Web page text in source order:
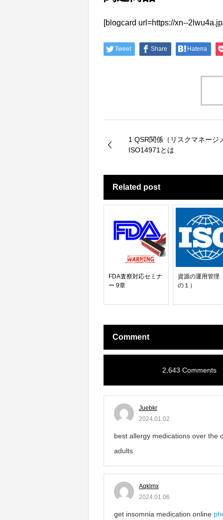
[blogcard url=https://xn--
Tweet Share Hatena
1 QSR関係（リスクマネージ
ISO14971とは
Related post
FDA査察対応セミナ
ー 9章
資源の運用管理
の１）
Comment
2,643 Comments
Juebkr
2024.01.02
best allergy medications over the
adults
Aqklmx
2024.01.06
get insomnia medication online